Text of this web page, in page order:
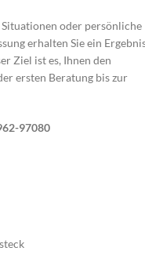
oder persönliche
erhalten Sie ein
Ziel ist es, Ihnen den
ersten Beratung bis zur
97080